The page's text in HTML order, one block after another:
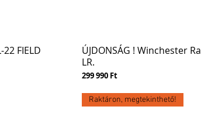
FIELD
ÚJDONSÁG ! Winchester
LR.
Ár
299 990 Ft
Raktáron, megtekinthető!